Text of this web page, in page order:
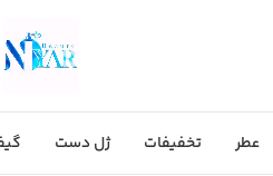
عطر تخفیفات ژل دست